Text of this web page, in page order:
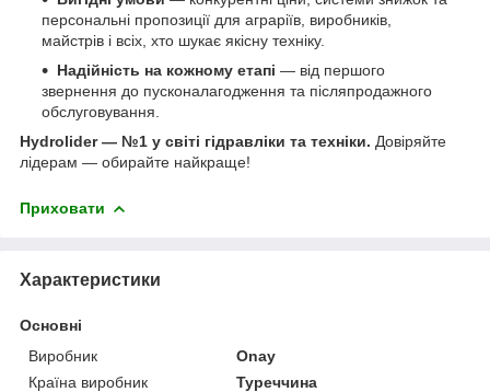
персональні пропозиції для аграріїв, виробників,
майстрів і всіх, хто шукає якісну техніку.
Надійність на кожному етапі — від першого
звернення до пусконалагодження та післяпродажного
обслуговування.
Hydrolider — №1 у світі гідравліки та техніки. Довіряйте
лідерам — обирайте найкраще!
Приховати
Характеристики
Основні
Виробник
Onay
Країна виробник
Туреччина